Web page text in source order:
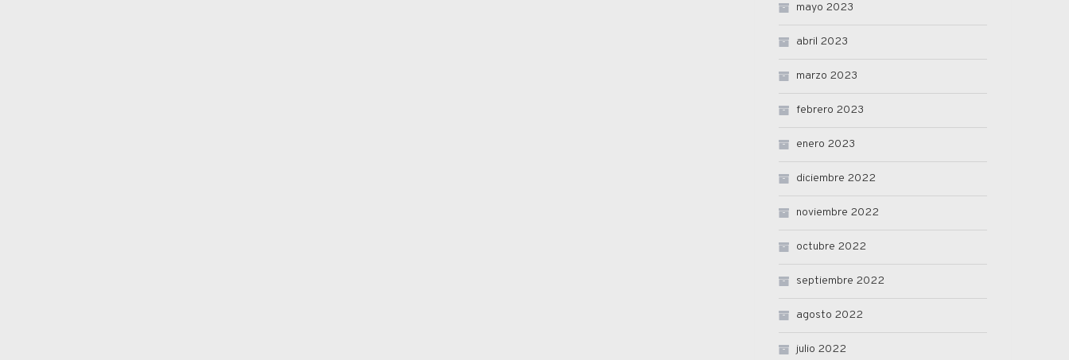
mayo 2023
abril 2023
marzo 2023
febrero 2023
enero 2023
diciembre 2022
noviembre 2022
octubre 2022
septiembre 2022
agosto 2022
julio 2022